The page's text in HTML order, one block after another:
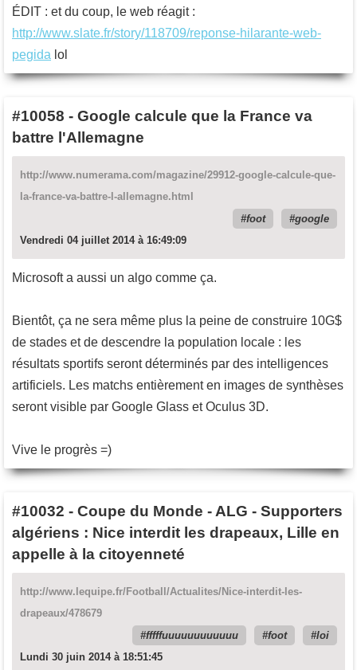
ÉDIT : et du coup, le web réagit :
http://www.slate.fr/story/118709/reponse-hilarante-web-
pegida lol
#10058 - Google calcule que la France va
battre l'Allemagne
http://www.numerama.com/magazine/29912-google-calcule-que-
la-france-va-battre-l-allemagne.html
foot
google
Vendredi 04 juillet 2014 à 16:49:09
Microsoft a aussi un algo comme ça.
Bientôt, ça ne sera même plus la peine de construire 10G$
de stades et de descendre la population locale : les
résultats sportifs seront déterminés par des intelligences
artificiels. Les matchs entièrement en images de synthèses
seront visible par Google Glass et Oculus 3D.
Vive le progrès =)
#10032 - Coupe du Monde - ALG - Supporters
algériens : Nice interdit les drapeaux, Lille en
appelle à la citoyenneté
http://www.lequipe.fr/Football/Actualites/Nice-interdit-les-
drapeaux/478679
fffffuuuuuuuuuuuu
foot
loi
Lundi 30 juin 2014 à 18:51:45